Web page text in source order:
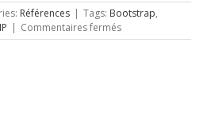
Références | Tags: Bootstrap,
| Commentaires ferméssur
360